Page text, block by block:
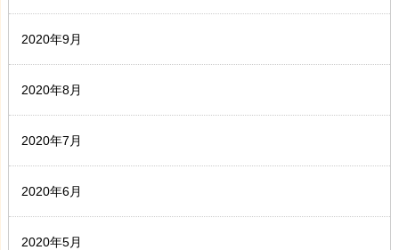
2020年9月
2020年8月
2020年7月
2020年6月
2020年5月